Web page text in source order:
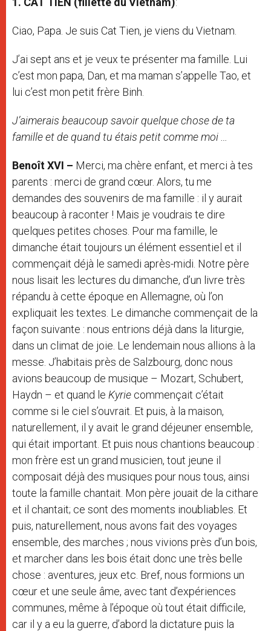
Ciao, Papa. Je suis Cat Tien, je viens du Vietnam.
J’ai sept ans et je veux te présenter ma famille. Lui
c’est mon papa, Dan, et ma maman s’appelle Tao, et
lui c’est mon petit frère Binh.
J’aimerais beaucoup savoir quelque chose de ta
famille et de quand tu étais petit comme moi …
Benoît XVI – Merci, ma chère enfant, et merci à tes
parents : merci de grand cœur. Alors, tu me
demandes des souvenirs de ma famille : il y aurait
beaucoup à raconter ! Mais je voudrais te dire
quelques petites choses. Pour ma famille, le
dimanche était toujours un élément essentiel et il
commençait déjà le samedi après-midi. Notre père
nous lisait les lectures du dimanche, d’un livre très
répandu à cette époque en Allemagne, où l’on
expliquait les textes. Le dimanche commençait de la
façon suivante : nous entrions déjà dans la liturgie,
dans un climat de joie. Le lendemain nous allions à la
messe. J’habitais près de Salzbourg, donc nous
avions beaucoup de musique – Mozart, Schubert,
Haydn – et quand le Kyrie commençait c’était
comme si le ciel s’ouvrait. Et puis, à la maison,
naturellement, il y avait le grand déjeuner ensemble,
qui était important. Et puis nous chantions beaucoup :
mon frère est un grand musicien, tout jeune il
composait déjà des musiques pour nous tous, ainsi
toute la famille chantait. Mon père jouait de la cithare
et il chantait; ce sont des moments inoubliables. Et
puis, naturellement, nous avons fait des voyages
ensemble, des marches ; nous vivions près d’un bois,
et marcher dans les bois était donc une très belle
chose : aventures, jeux etc. Bref, nous formions un
cœur et une seule âme, avec tant d’expériences
communes, même à l’époque où tout était difficile,
car il y a eu la guerre, d’abord la dictature puis la